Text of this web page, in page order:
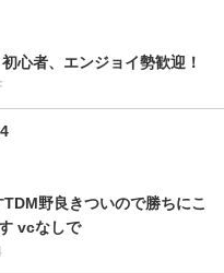
心者、エンジョイ勢歓迎！
野良きついので勝ちにこ
vcなしで